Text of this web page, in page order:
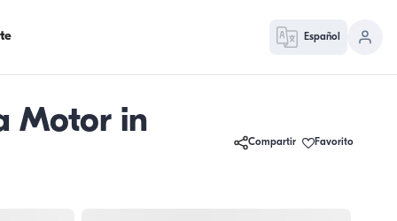
Español
Motor in
Compartir Favorito